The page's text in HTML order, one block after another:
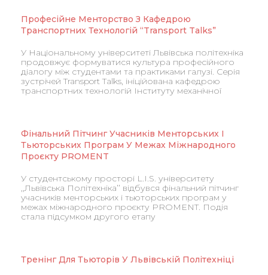
Професійне Менторство З Кафедрою
Транспортних Технологій “Transport Talks”
У Національному університеті Львівська політехніка
продовжує формуватися культура професійного
діалогу між студентами та практиками галузі. Серія
зустрічей Transport Talks, ініційована кафедрою
транспортних технологій Інституту механічної
Фінальний Пітчинг Учасників Менторських І
Тьюторських Програм У Межах Міжнародного
Проєкту PROMENT
У студентському просторі L.I.S. університету
,,Львівська Політехніка’’ відбувся фінальний пітчинг
учасників менторських і тьюторських програм у
межах міжнародного проєкту PROMENT. Подія
стала підсумком другого етапу
Тренінг Для Тьюторів У Львівській Політехніці